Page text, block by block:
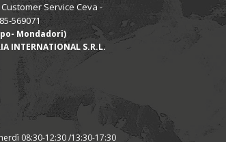
Service Ceva -
569071
Mondadori)
INTERNATIONAL S.R.L.
08:30-12:30 /13:30-17:30